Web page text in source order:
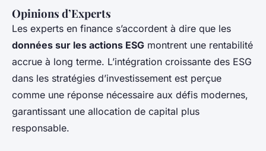
Opinions d’Experts
Les experts en finance s’accordent à dire que les
données sur les actions ESG montrent une rentabilité
accrue à long terme. L’intégration croissante des ESG
dans les stratégies d’investissement est perçue
comme une réponse nécessaire aux défis modernes,
garantissant une allocation de capital plus
responsable.